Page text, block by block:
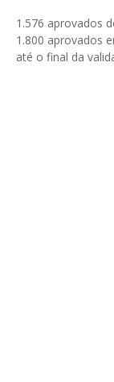
1.576 aprovados
1.800 aprovados
até o final da